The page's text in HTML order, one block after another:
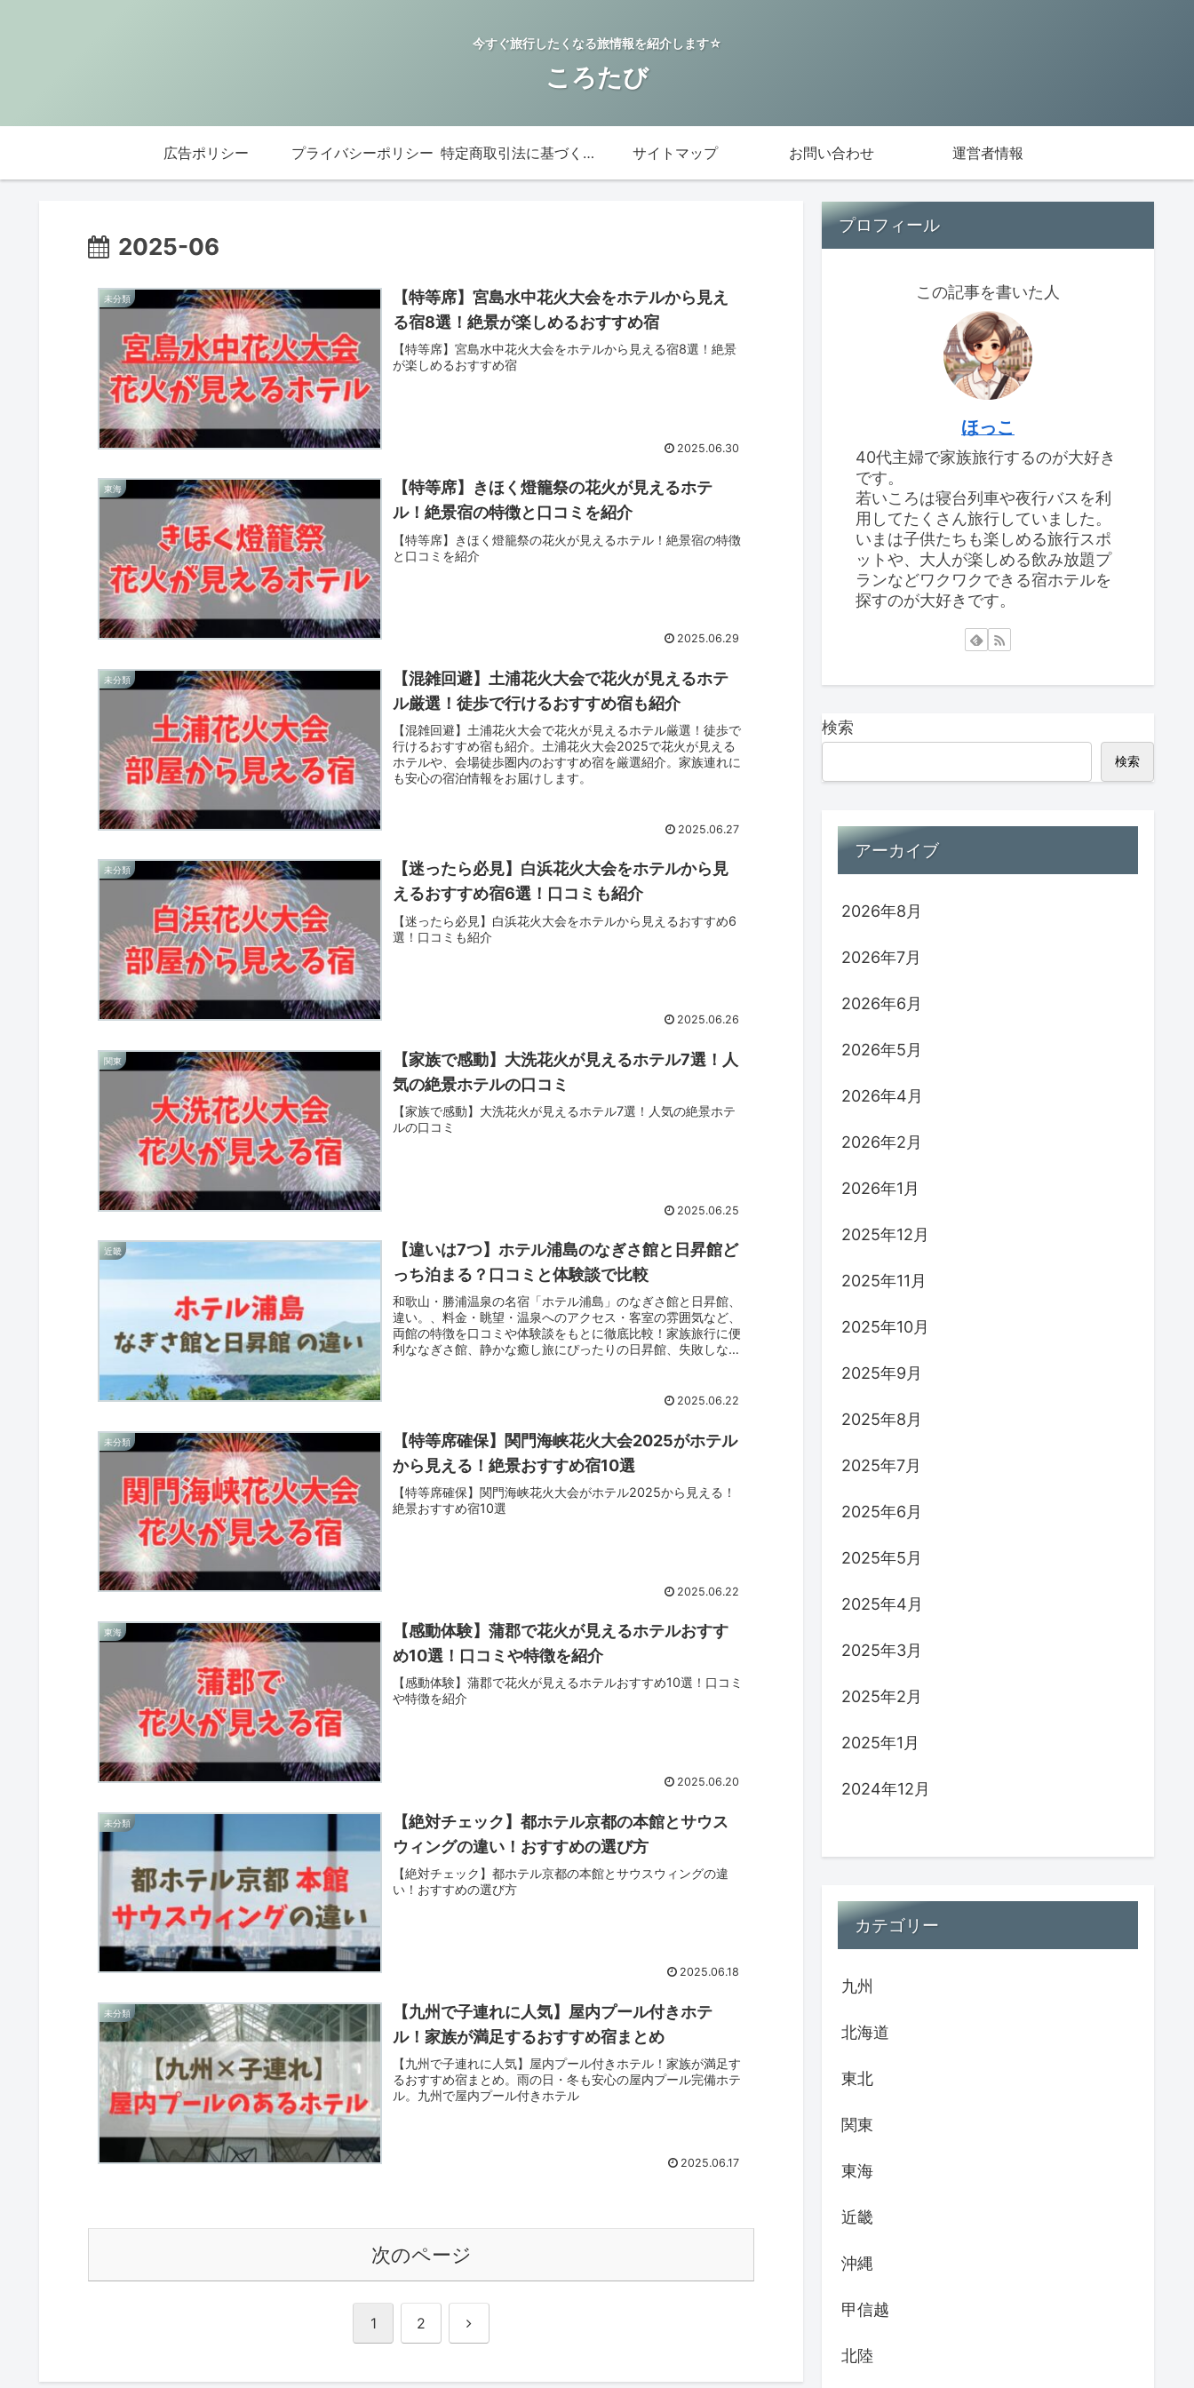
今すぐ旅行したくなる旅情報を紹介します☆
ころたび
広告ポリシー プライバシーポリシー 特定商取引法に基づく表記 サイトマップ お問い合わせ 運営者情報
2025-06
未分類
【特等席】宮島水中花火大会をホテルから見え
る宿8選！絶景が楽しめるおすすめ宿
【特等席】宮島水中花火大会をホテルから見える宿8選！絶景
が楽しめるおすすめ宿
2025.06.30
東海
【特等席】きほく燈籠祭の花火が見えるホテ
ル！絶景宿の特徴と口コミを紹介
【特等席】きほく燈籠祭の花火が見えるホテル！絶景宿の特徴
と口コミを紹介
2025.06.29
未分類
【混雑回避】土浦花火大会で花火が見えるホテ
ル厳選！徒歩で行けるおすすめ宿も紹介
【混雑回避】土浦花火大会で花火が見えるホテル厳選！徒歩で
行けるおすすめ宿も紹介。土浦花火大会2025で花火が見える
ホテルや、会場徒歩圏内のおすすめ宿を厳選紹介。家族連れに
も安心の宿泊情報をお届けします。
2025.06.27
未分類
【迷ったら必見】白浜花火大会をホテルから見
えるおすすめ宿6選！口コミも紹介
【迷ったら必見】白浜花火大会をホテルから見えるおすすめ6
選！口コミも紹介
2025.06.26
関東
【家族で感動】大洗花火が見えるホテル7選！人
気の絶景ホテルの口コミ
【家族で感動】大洗花火が見えるホテル7選！人気の絶景ホテ
ルの口コミ
2025.06.25
近畿
【違いは7つ】ホテル浦島のなぎさ館と日昇館ど
っち泊まる？口コミと体験談で比較
和歌山・勝浦温泉の名宿「ホテル浦島」のなぎさ館と日昇館、
違い。、料金・眺望・温泉へのアクセス・客室の雰囲気など、
両館の特徴を口コミや体験談をもとに徹底比較！家族旅行に便
利ななぎさ館、静かな癒し旅にぴったりの日昇館、失敗しない
2025.06.22
未分類
【特等席確保】関門海峡花火大会2025がホテル
から見える！絶景おすすめ宿10選
【特等席確保】関門海峡花火大会がホテル2025から見える！
絶景おすすめ宿10選
2025.06.22
東海
【感動体験】蒲郡で花火が見えるホテルおすす
め10選！口コミや特徴を紹介
【感動体験】蒲郡で花火が見えるホテルおすすめ10選！口コミ
や特徴を紹介
2025.06.20
未分類
【絶対チェック】都ホテル京都の本館とサウス
ウィングの違い！おすすめの選び方
【絶対チェック】都ホテル京都の本館とサウスウィングの違
い！おすすめの選び方
2025.06.18
未分類
【九州で子連れに人気】屋内プール付きホテ
ル！家族が満足するおすすめ宿まとめ
【九州で子連れに人気】屋内プール付きホテル！家族が満足す
るおすすめ宿まとめ。雨の日・冬も安心の屋内プール完備ホテ
ル。九州で屋内プール付きホテル
2025.06.17
次のページ
1 2 次
プロフィール
この記事を書いた人
ほっこ
40代主婦で家族旅行するのが大好き
です。
若いころは寝台列車や夜行バスを利
用してたくさん旅行していました。
いまは子供たちも楽しめる旅行スポ
ットや、大人が楽しめる飲み放題プ
ランなどワクワクできる宿ホテルを
探すのが大好きです。
検索
検索
アーカイブ
2026年8月
2026年7月
2026年6月
2026年5月
2026年4月
2026年2月
2026年1月
2025年12月
2025年11月
2025年10月
2025年9月
2025年8月
2025年7月
2025年6月
2025年5月
2025年4月
2025年3月
2025年2月
2025年1月
2024年12月
カテゴリー
九州
北海道
東北
関東
東海
近畿
沖縄
甲信越
北陸